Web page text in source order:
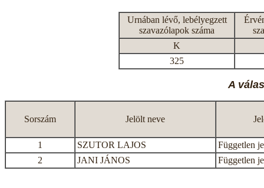
Urnában lévő, lebélyegzett
szavazólapok száma
K
325
A
Sorszám Jelölt neve
1 SZUTOR LAJOS
Független
2
JANI JÁNOS Független